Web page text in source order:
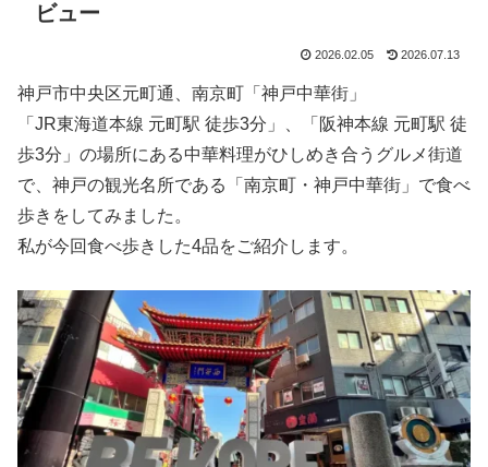
ビュー
2026.02.05 2026.07.13
神戸市中央区元町通、南京町「神戸中華街」
「JR東海道本線 元町駅 徒歩3分」、「阪神本線 元町駅 徒
歩3分」の場所にある中華料理がひしめき合うグルメ街道
で、神戸の観光名所である「南京町・神戸中華街」で食べ
歩きをしてみました。
私が今回食べ歩きした4品をご紹介します。